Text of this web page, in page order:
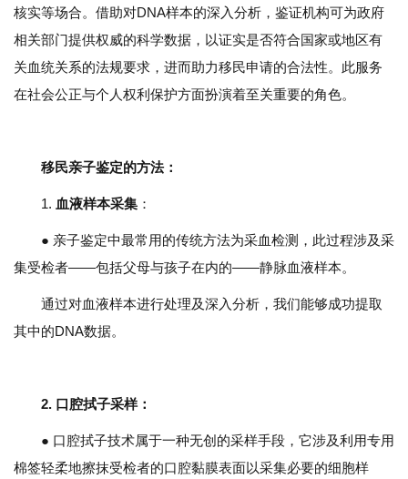
核实等场合。借助对DNA样本的深入分析，鉴证机构可为政府
相关部门提供权威的科学数据，以证实是否符合国家或地区有
关血统关系的法规要求，进而助力移民申请的合法性。此服务
在社会公正与个人权利保护方面扮演着至关重要的角色。
移民亲子鉴定的方法：
1. 血液样本采集 ：
● 亲子鉴定中最常用的传统方法为采血检测，此过程涉及采
集受检者——包括父母与孩子在内的——静脉血液样本。
通过对血液样本进行处理及深入分析，我们能够成功提取
其中的DNA数据。
2. 口腔拭子采样：
● 口腔拭子技术属于一种无创的采样手段，它涉及利用专用
棉签轻柔地擦抹受检者的口腔黏膜表面以采集必要的细胞样